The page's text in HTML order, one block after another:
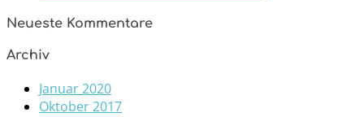
Neueste Kommentare
Archiv
Januar 2020
Oktober 2017